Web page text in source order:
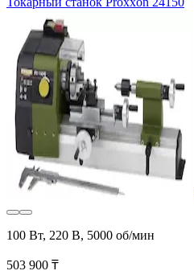
100 Вт, 220 В, 5000 об/мин
503 900 ₸